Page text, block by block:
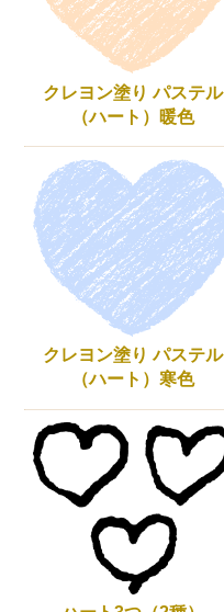
クレヨン塗り パステル
（ハート）暖色
クレヨン塗り パステル
（ハート）寒色